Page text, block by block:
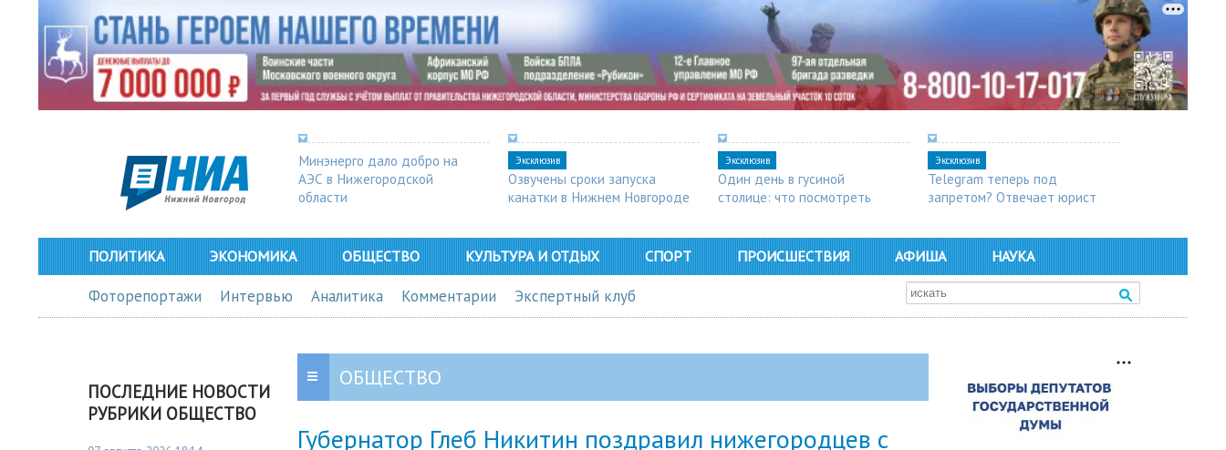
Минэнерго дало добро на
АЭС в Нижегородской
области
Эксклюзив
Озвучены сроки запуска
канатки в Нижнем Новгороде
Эксклюзив
Один день в гусиной
столице: что посмотреть
Эксклюзив
Telegram теперь под
запретом? Отвечает юрист
ПОЛИТИКА ЭКОНОМИКА ОБЩЕСТВО КУЛЬТУРА И ОТДЫХ СПОРТ ПРОИСШЕСТВИЯ АФИША НАУКА
Фоторепортажи Интервью Аналитика Комментарии Экспертный клуб
ПОСЛЕДНИЕ НОВОСТИ
РУБРИКИ ОБЩЕСТВО
ОБЩЕСТВО
Губернатор Глеб Никитин поздравил нижегородцев с